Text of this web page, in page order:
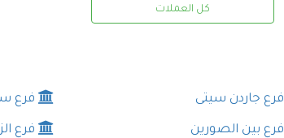
كل العملات
فرع جاردن سيتى فرع
فرع بين الصورين فرع